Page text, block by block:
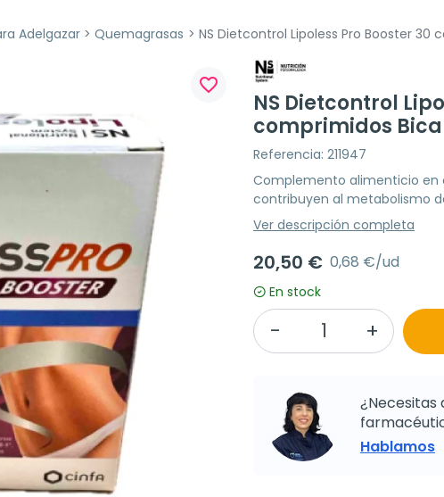
Adelgazar Quemagrasas NS Dietcontrol Lipoless Pro Booster 30
favorite_border
NS Dietcontrol
comprimidos
Referencia: 211947
Complemento alimenticio en
contribuyen al metabolismo
Ver descripción completa
20,50 € 0,68 €/ud
En stock
¿Necesitas
Hablamos